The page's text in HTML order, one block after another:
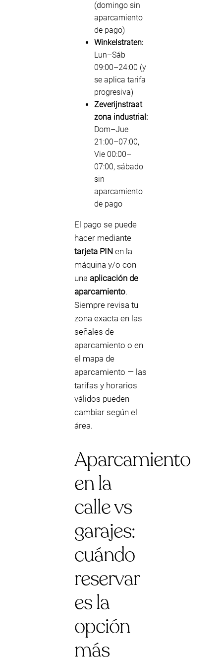
(domingo sin
aparcamiento
de pago)
Winkelstraten:
Lun–Sáb
09:00–24:00 (y
se aplica tarifa
progresiva)
Zeverijnstraat
zona industrial:
Dom–Jue
21:00–07:00,
Vie 00:00–
07:00, sábado
sin
aparcamiento
de pago
El pago se puede
hacer mediante
tarjeta PIN en la
máquina y/o con
una aplicación de
aparcamiento.
Siempre revisa tu
zona exacta en las
señales de
aparcamiento o en
el mapa de
aparcamiento — las
tarifas y horarios
válidos pueden
cambiar según el
área.
Aparcamiento
en la
calle vs
garajes:
cuándo
reservar
es la
opción
más